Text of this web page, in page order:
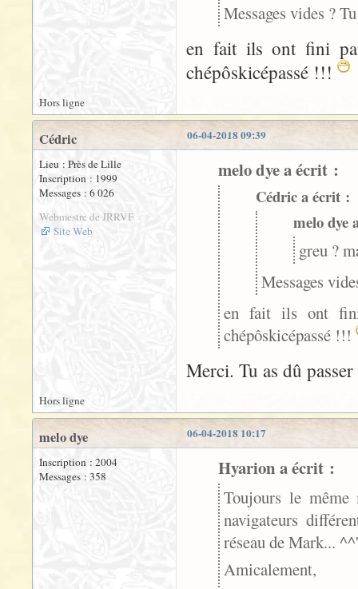
Messages vides ?
en fait ils ont fini
chépôskicépassé !!!
Hors ligne
06-04-2018 09:39
Cédric
Lieu : Près de Lille
Inscription : 1999
Messages : 6 026
Webmestre de JRRVF
Site Web
melo dye a écrit :
Cédric a écrit :
melo dye
greu ?
Messages
en fait ils ont fini
chépôskicépassé !!!
Merci. Tu as dû
Hors ligne
06-04-2018 10:17
melo dye
Inscription : 2004
Messages : 358
Hyarion a écrit :
Toujours le même
navigateurs
réseau de Mark... ^^'
Amicalement,